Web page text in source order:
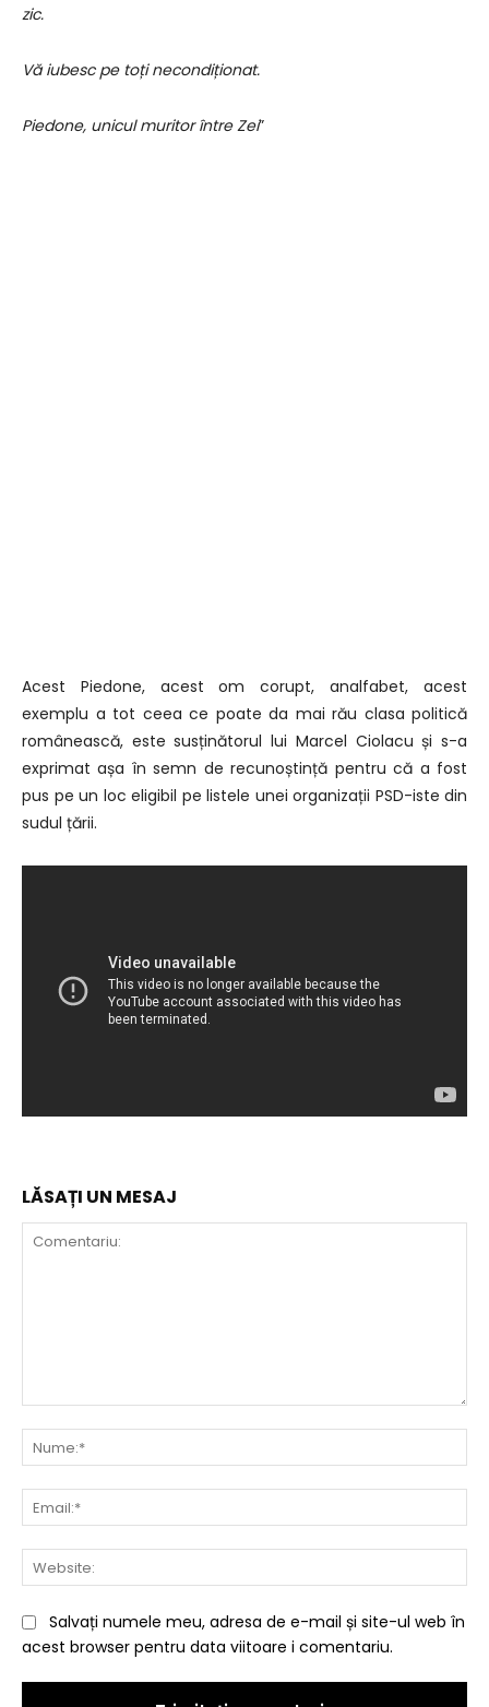
zic.
Vă iubesc pe toți necondiționat.
Piedone, unicul muritor între Zei”
Acest Piedone, acest om corupt, analfabet, acest
exemplu a tot ceea ce poate da mai rău clasa politică
românească, este susținătorul lui Marcel Ciolacu și s-a
exprimat așa în semn de recunoștință pentru că a fost
pus pe un loc eligibil pe listele unei organizații PSD-iste din
sudul țării.
LĂSAȚI UN MESAJ
Salvați numele meu, adresa de e-mail și site-ul web în
acest browser pentru data viitoare i comentariu.